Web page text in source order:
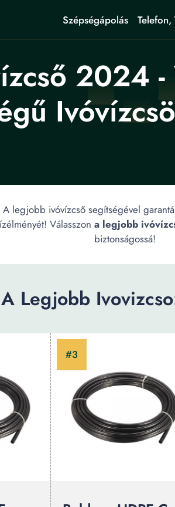
Szépségápolás
2024
legjobb ivóvízcső segítségével
Válasszon a legjobb
biztonságossá!
A Legjobb